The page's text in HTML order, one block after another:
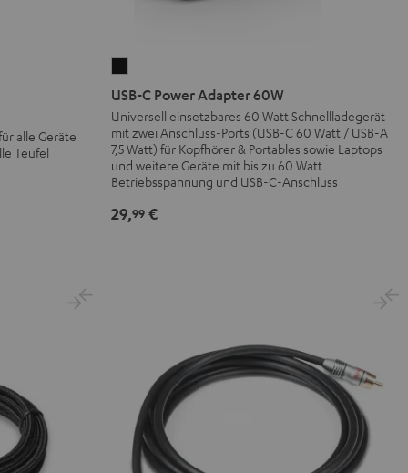
alle Geräte
Teufel
C
Power
Adapter
60W
Schwarz
USB-C Power Adapter 60W
Universell einsetzbares 60 Watt Schnellladegerät
mit zwei Anschluss-Ports (USB-C 60 Watt / USB-A
7,5 Watt) für Kopfhörer & Portables sowie Laptops
und weitere Geräte mit bis zu 60 Watt
Betriebsspannung und USB-C-Anschluss
29,99 €